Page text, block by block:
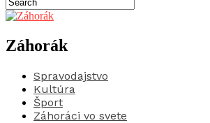
Záhorák
Spravodajstvo
Kultúra
Šport
Záhoráci vo svete